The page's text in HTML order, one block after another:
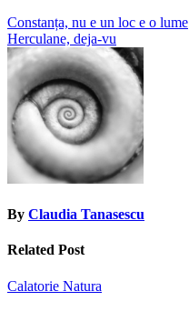
Post
navigation
Constanța, nu e un loc e o lume
Herculane, deja-vu
By Claudia Tanasescu
Related Post
Calatorie Natura